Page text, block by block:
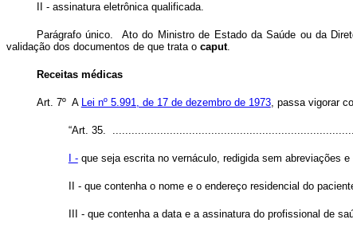
II - assinatura eletrônica qualificada.
Parágrafo único. Ato do Ministro de Estado da Saúde ou da
validação dos documentos de que trata o caput.
Receitas médicas
Art. 7º A Lei nº 5.991, de 17 de dezembro de 1973, passa vigorar
“Art. 35.
I -que seja escrita no vernáculo, redigida sem abreviações
II - que contenha o nome e o endereço residencial do
III - que contenha a data e a assinatura do profissional de